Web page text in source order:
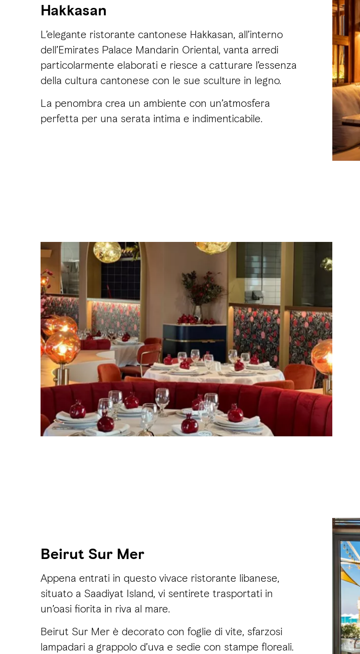
Hakkasan
L’elegante ristorante cantonese Hakkasan, all’interno
dell’Emirates Palace Mandarin Oriental, vanta arredi
particolarmente elaborati e riesce a catturare l’essenza
della cultura cantonese con le sue sculture in legno.
La penombra crea un ambiente con un’atmosfera
perfetta per una serata intima e indimenticabile.
Beirut Sur Mer
Appena entrati in questo vivace ristorante libanese,
situato a Saadiyat Island, vi sentirete trasportati in
un’oasi fiorita in riva al mare.
Beirut Sur Mer è decorato con foglie di vite, sfarzosi
lampadari a grappolo d’uva e sedie con stampe floreali.